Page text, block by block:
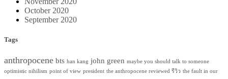
October 2020
September 2020
Tags
anthropocene bts han kang john green maybe you should talk to someone
optimistic nihilism point of view president the anthropocene reviewed รีวิว the fault in our